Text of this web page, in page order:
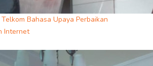
Bahasa Upaya Perbaikan
Internet